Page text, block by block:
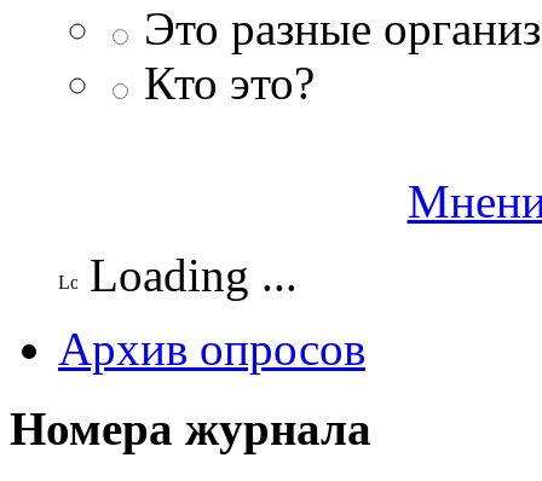
Это разные
Кто это?
Loading ...
Архив опросов
Номера журнала